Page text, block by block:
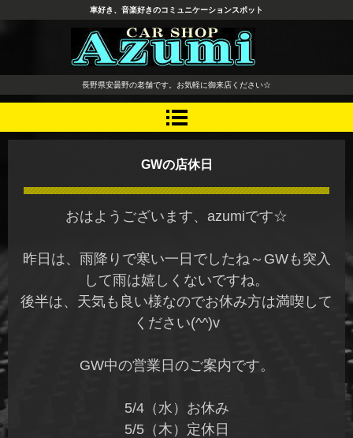
長野県 安曇野市 タイヤ ホ
イール デッドニング カーオ
ーディオ レカロシート
車好き、音楽好きのコミュニケーションスポット
長野県安曇野の老舗です。お気軽に御来店ください☆
GWの店休日
おはようございます、azumiです☆
昨日は、雨降りで寒い一日でしたね～GWも突入
して雨は嬉しくないですね。
後半は、天気も良い様なのでお休み方は満喫して
ください(^^)v
GW中の営業日のご案内です。
5/4（水）お休み
5/5（木）定休日